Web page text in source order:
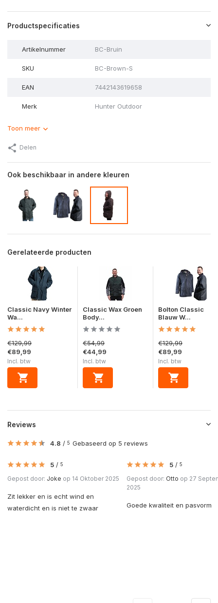
Productspecificaties
Artikelnummer BC-Bruin
SKU BC-Brown-S
EAN 7442143619658
Merk Hunter Outdoor
Toon meer
Delen
Ook beschikbaar in andere kleuren
Gerelateerde producten
Classic Navy Winter
Wa...
€129,99
€89,99
Incl. btw
Classic Wax Groen
Body...
€54,99
€44,99
Incl. btw
Bolton Classic
Blauw W...
€129,99
€89,99
Incl. btw
Reviews
4.8 / 5 Gebaseerd op 5 reviews
5 / 5
Gepost door: Joke op 14 Oktober 2025
Zit lekker en is echt wind en
waterdicht en is niet te zwaar
5 / 5
Gepost door: Otto op 27
2025
Goede kwaliteit en pasvorm